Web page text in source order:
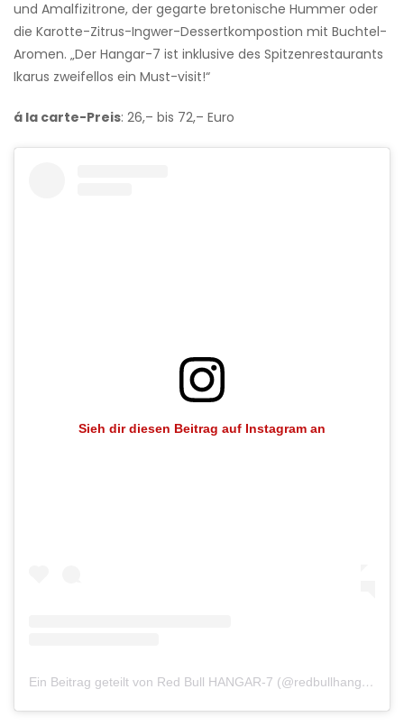
und Amalfizitrone, der gegarte bretonische Hummer oder
die Karotte-Zitrus-Ingwer-Dessertkompostion mit Buchtel-
Aromen. „Der Hangar-7 ist inklusive des Spitzenrestaurants
Ikarus zweifellos ein Must-visit!“
á la carte-Preis: 26,– bis 72,– Euro
Sieh dir diesen Beitrag auf Instagram an
Ein Beitrag geteilt von Red Bull HANGAR-7 (@redbullhangar7)